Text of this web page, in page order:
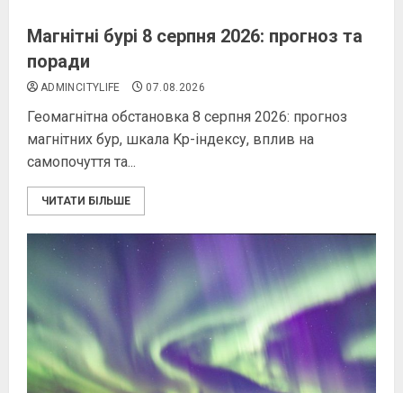
Магнітні бурі 8 серпня 2026: прогноз та
поради
ADMINCITYLIFE 07.08.2026
Геомагнітна обстановка 8 серпня 2026: прогноз
магнітних бур, шкала Kp-індексу, вплив на
самопочуття та...
ЧИТАТИ БІЛЬШЕ